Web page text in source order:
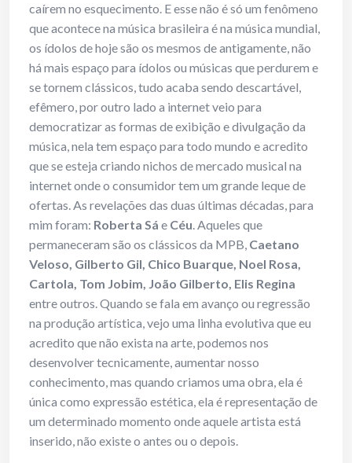
caírem no esquecimento. E esse não é só um fenômeno
que acontece na música brasileira é na música mundial,
os ídolos de hoje são os mesmos de antigamente, não
há mais espaço para ídolos ou músicas que perdurem e
se tornem clássicos, tudo acaba sendo descartável,
efêmero, por outro lado a internet veio para
democratizar as formas de exibição e divulgação da
música, nela tem espaço para todo mundo e acredito
que se esteja criando nichos de mercado musical na
internet onde o consumidor tem um grande leque de
ofertas. As revelações das duas últimas décadas, para
mim foram: Roberta Sá e Céu. Aqueles que
permaneceram são os clássicos da MPB, Caetano
Veloso, Gilberto Gil, Chico Buarque, Noel Rosa,
Cartola, Tom Jobim, João Gilberto, Elis Regina
entre outros. Quando se fala em avanço ou regressão
na produção artística, vejo uma linha evolutiva que eu
acredito que não exista na arte, podemos nos
desenvolver tecnicamente, aumentar nosso
conhecimento, mas quando criamos uma obra, ela é
única como expressão estética, ela é representação de
um determinado momento onde aquele artista está
inserido, não existe o antes ou o depois.